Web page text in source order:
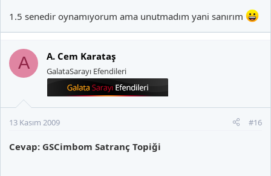
1.5 senedir oynamıyorum ama unutmadım yani sanırım
A A. Cem Karataş
GalataSarayı Efendileri
13 Kasım 2009 #16
Cevap: GSCimbom Satranç Topiği